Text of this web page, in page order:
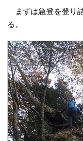
まずは急登を登り
る。